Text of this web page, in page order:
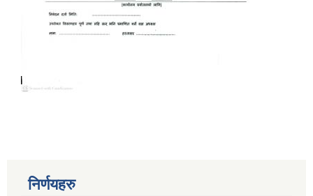
निर्णयहरु